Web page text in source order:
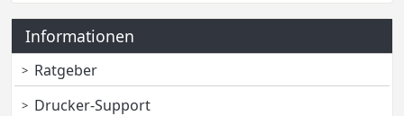
Informationen
Ratgeber
Drucker-Support